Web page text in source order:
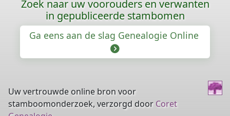
Zoek naar uw voorouders en verwanten
in gepubliceerde stambomen
Ga eens aan de slag Genealogie Online
Uw vertrouwde online bron voor
stamboomonderzoek, verzorgd door Coret